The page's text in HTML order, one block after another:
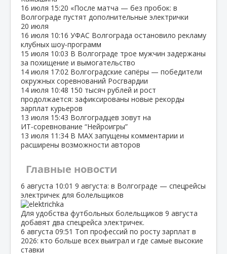
16 июля 15:20 «После матча — без пробок: в
Волгограде пустят дополнительные электрички
20 июля
16 июля 10:16 УФАС Волгограда остановило рекламу
клубных шоу‑программ
15 июля 10:03 В Волгограде трое мужчин задержаны
за похищение и вымогательство
14 июля 17:02 Волгоградские сапёры — победители
окружных соревнований Росгвардии
14 июля 10:48 150 тысяч рублей и рост
продолжается: зафиксированы новые рекорды
зарплат курьеров
13 июля 15:43 Волгоградцев зовут на
ИТ‑соревнование “Нейроигры”
13 июля 11:34 В МАХ запущены комментарии и
расширены возможности авторов
Главные новости
6 августа 10:01 9 августа: в Волгограде — спецрейсы
электричек для болельщиков
Для удобства футбольных болельщиков 9 августа
добавят два спецрейса электричек.
6 августа 09:51 Топ профессий по росту зарплат в
2026: кто больше всех выиграл и где самые высокие
ставки